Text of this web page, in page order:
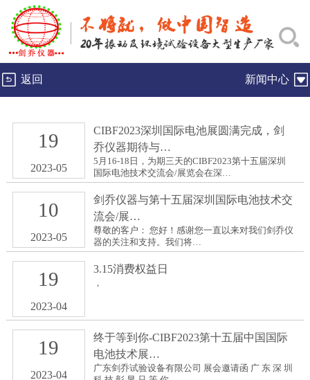
返回 新闻中心
19
2023-05
CIBF2023深圳国际电池展圆满完成，剑
乔仪器期待与…
5月16-18日，为期三天的CIBF2023第十五届深圳
国际电池技术交流会/展览会在深…
10
2023-05
剑乔仪器与第十五届深圳国际电池技术交
流会/展…
尊敬的客户： 您好！感谢您一直以来对我们剑乔仪
器的关注和支持。我们将…
19
2023-04
3.15消费权益日
，
19
2023-04
终于等到你-CIBF2023第十五届中国国际
电池技术展…
广东剑乔试验设备有限公司 展会邀请函 广 东 深 圳